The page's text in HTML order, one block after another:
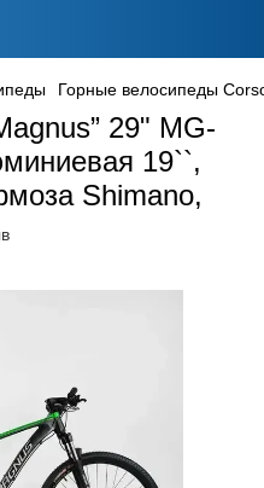
Горные велосипеды
29" MG-
19``,
Shimano,